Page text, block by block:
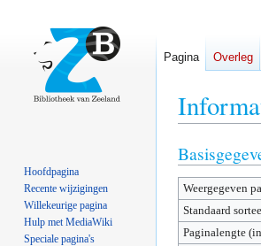
Naar
navigatie
springen
Naar
zoeken
springen
Weergegeven
Standaard
Paginalengte
Pagina Overleg
Hoofdpagina
Recente wijzigingen
Willekeurige pagina
Hulp met MediaWiki
Speciale pagina's